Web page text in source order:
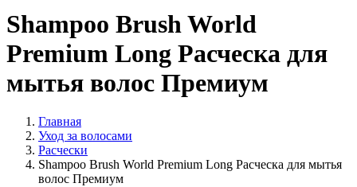
Shampoo Brush World
Premium Long Расческа для
мытья волос Премиум
Главная
Уход за волосами
Расчески
Shampoo Brush World Premium Long Расческа для мытья
волос Премиум